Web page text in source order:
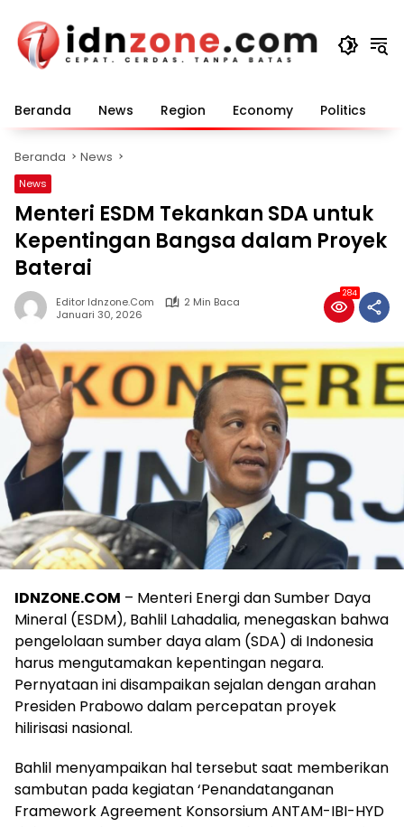
konten
Beranda News Region Economy Politics
Beranda News
News
Menteri ESDM Tekankan SDA untuk
Kepentingan Bangsa dalam Proyek
Baterai
Editor Idnzone.com
2 Min Baca
Januari 30, 2026
284
IDNZONE.COM – Menteri Energi dan Sumber Daya
Mineral (ESDM), Bahlil Lahadalia, menegaskan bahwa
pengelolaan sumber daya alam (SDA) di Indonesia
harus mengutamakan kepentingan negara.
Pernyataan ini disampaikan sejalan dengan arahan
Presiden Prabowo dalam percepatan proyek
hilirisasi nasional.
Bahlil menyampaikan hal tersebut saat memberikan
sambutan pada kegiatan ‘Penandatanganan
Framework Agreement Konsorsium ANTAM-IBI-HYD